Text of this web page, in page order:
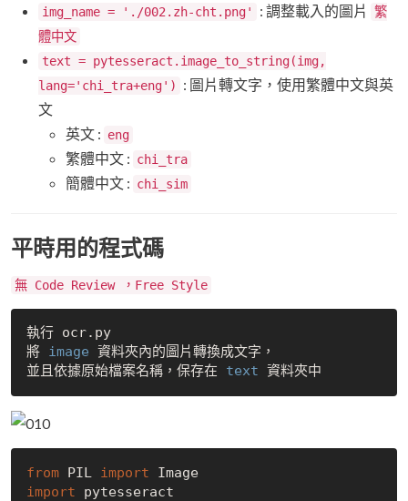
img_name = './002.zh-cht.png' : 調整載入的圖片
繁
體中文
text = pytesseract.image_to_string(img,
lang='chi_tra+eng')
: 圖片轉文字，使用繁體中文與英
文
英文 : eng
繁體中文 : chi_tra
簡體中文 : chi_sim
平時用的程式碼
無 Code Review ，Free Style
執行 ocr.py
將 image 資料夾內的圖片轉換成文字，
並且依據原始檔案名稱，保存在 text
from PIL import
Image
import